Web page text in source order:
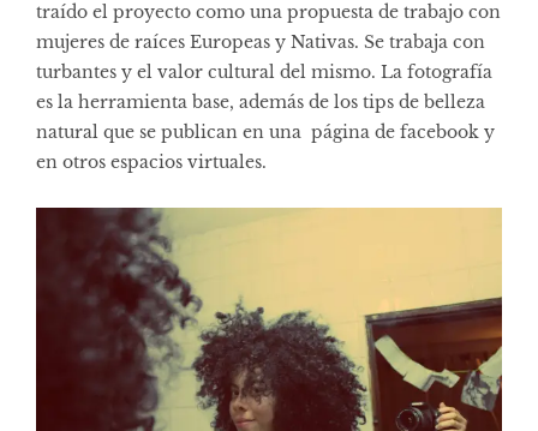
traído el proyecto como una propuesta de trabajo con
mujeres de raíces Europeas y Nativas. Se trabaja con
turbantes y el valor cultural del mismo. La fotografía
es la herramienta base, además de los tips de belleza
natural que se publican en una página de facebook y
en otros espacios virtuales.